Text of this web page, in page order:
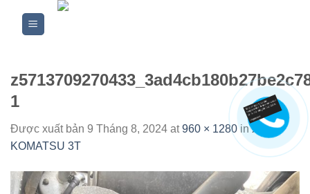
1
Được xuất bản 9 Tháng 8, 2024 at960 × 1280inXE
KOMATSU 3T